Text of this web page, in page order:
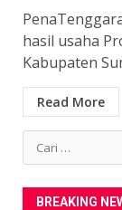
hasil usaha
Kabupaten
Read More
Cari
untuk:
BREAKING